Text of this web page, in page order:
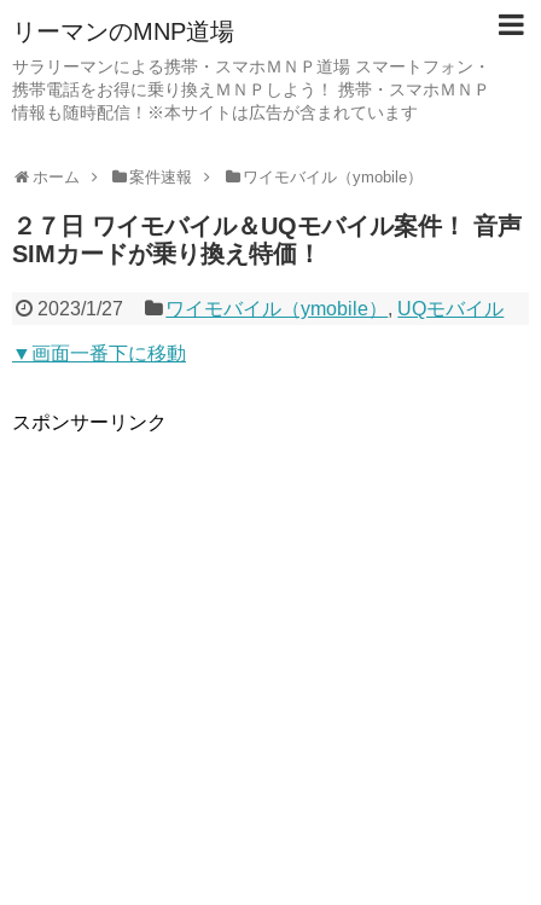
リーマンのMNP道場
サラリーマンによる携帯・スマホＭＮＰ道場 スマートフォン・
携帯電話をお得に乗り換えＭＮＰしよう！ 携帯・スマホＭＮＰ
情報も随時配信！※本サイトは広告が含まれています
ホーム 案件速報 ワイモバイル（ymobile）
２７日 ワイモバイル＆UQモバイル案件！ 音声
SIMカードが乗り換え特価！
2023/1/27 ワイモバイル（ymobile） , UQモバイル
▼画面一番下に移動
スポンサーリンク